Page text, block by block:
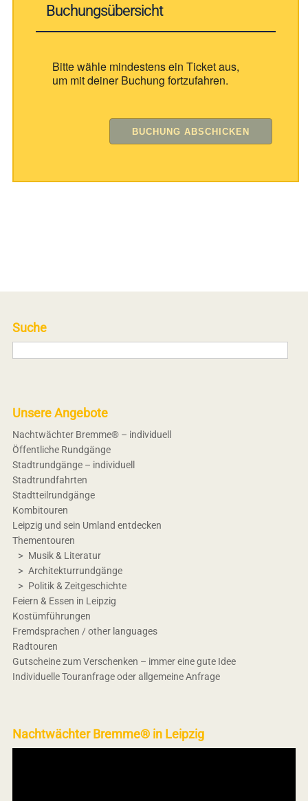
Buchungsübersicht
Bitte wähle mindestens ein Ticket aus,
um mit deiner Buchung fortzufahren.
Suche
Unsere Angebote
Nachtwächter Bremme® – individuell
Öffentliche Rundgänge
Stadtrundgänge – individuell
Stadtrundfahrten
Stadtteilrundgänge
Kombitouren
Leipzig und sein Umland entdecken
Thementouren
Musik & Literatur
Architekturrundgänge
Politik & Zeitgeschichte
Feiern & Essen in Leipzig
Kostümführungen
Fremdsprachen / other languages
Radtouren
Gutscheine zum Verschenken – immer eine gute Idee
Individuelle Touranfrage oder allgemeine Anfrage
Nachtwächter Bremme® in Leipzig